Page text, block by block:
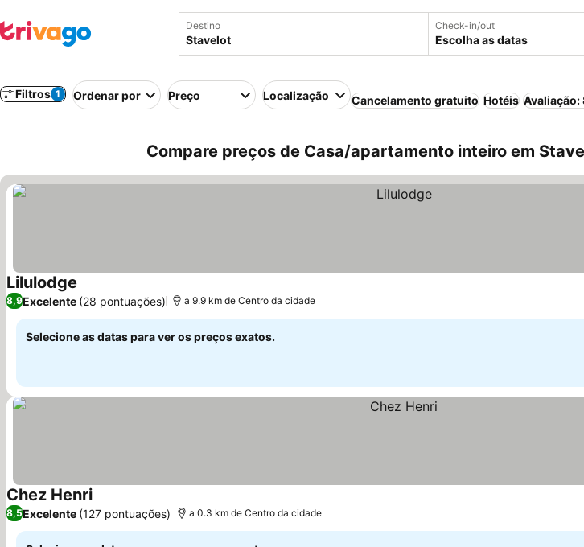
Destino Check-in/out
Escolha as datas
Filtros 1 Ordenar por Preço Localização Cancelamento gratuito Hotéis Avaliação:
Compare preços de Casa/apartamento inteiro em
Lilulodge
8,9Excelente (28 pontuações) a 9.9 km de Centro da cidade
Selecione as datas para ver os preços exatos.
Chez Henri
8,5Excelente (127 pontuações) a 0.3 km de Centro da cidade